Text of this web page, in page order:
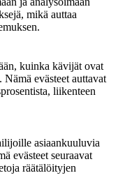
mikä auttaa
kuinka kävijät ovat
evästeet auttavat
liikenteen
asiaankuuluvia
evästeet seuraavat
räätälöityjen